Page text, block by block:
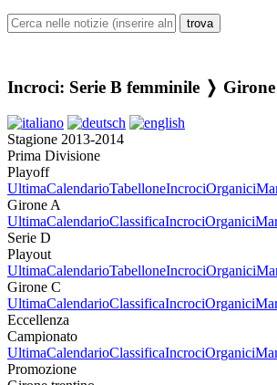
Incroci: Serie B femminile ❭
Stagione 2013-2014
Prima Divisione
Playoff
UltimaCalendarioTabelloneIncrociOrganici
Girone A
UltimaCalendarioClassificaIncrociOrganici
Serie D
Playout
UltimaCalendarioTabelloneIncrociOrganici
Girone C
UltimaCalendarioClassificaIncrociOrganici
Eccellenza
Campionato
UltimaCalendarioClassificaIncrociOrganici
Promozione